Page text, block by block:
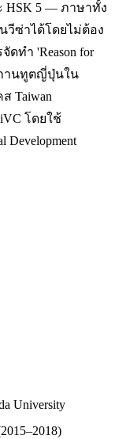
HSK 5 — ภาษาทั้ง
วีซ่าได้โดยไม่ต้อง
ทำ 'Reason for
านทูตญี่ปุ่นใน
Taiwan
iVC โดยใช้
Development
University